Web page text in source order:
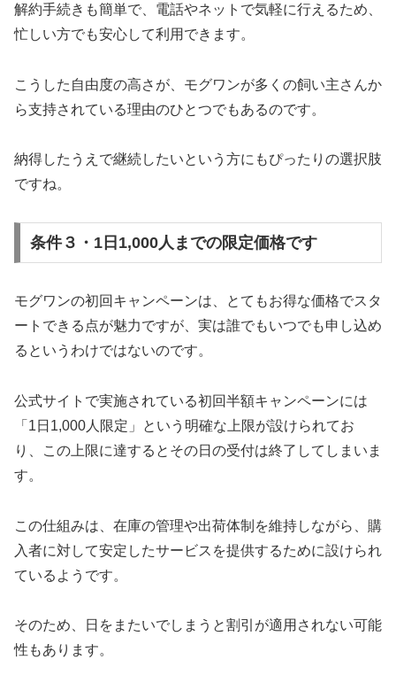
解約手続きも簡単で、電話やネットで気軽に行えるため、
忙しい方でも安心して利用できます。
こうした自由度の高さが、モグワンが多くの飼い主さんか
ら支持されている理由のひとつでもあるのです。
納得したうえで継続したいという方にもぴったりの選択肢
ですね。
条件３・1日1,000人までの限定価格です
モグワンの初回キャンペーンは、とてもお得な価格でスタ
ートできる点が魅力ですが、実は誰でもいつでも申し込め
るというわけではないのです。
公式サイトで実施されている初回半額キャンペーンには
「1日1,000人限定」という明確な上限が設けられてお
り、この上限に達するとその日の受付は終了してしまいま
す。
この仕組みは、在庫の管理や出荷体制を維持しながら、購
入者に対して安定したサービスを提供するために設けられ
ているようです。
そのため、日をまたいでしまうと割引が適用されない可能
性もあります。